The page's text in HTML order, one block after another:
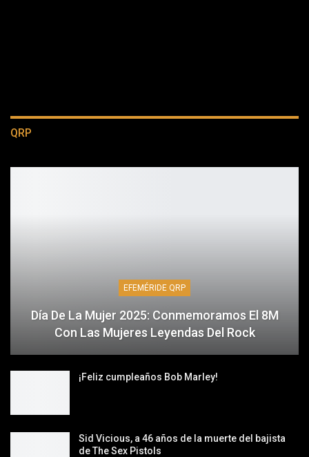
QRP
EFEMÉRIDE QRP
Día De La Mujer 2025: Conmemoramos El 8M
Con Las Mujeres Leyendas Del Rock
¡Feliz cumpleaños Bob Marley!
Sid Vicious, a 46 años de la muerte del bajista
de The Sex Pistols